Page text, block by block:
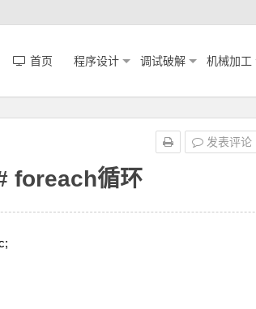
首页 程序设计 调试破解 机械加工
foreach循环
发表评论